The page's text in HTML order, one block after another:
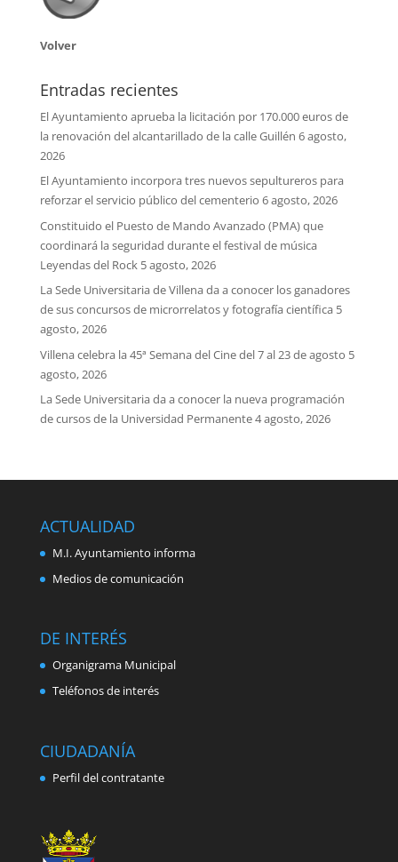
Volver
Entradas recientes
El Ayuntamiento aprueba la licitación por 170.000 euros de
la renovación del alcantarillado de la calle Guillén 6 agosto,
2026
El Ayuntamiento incorpora tres nuevos sepultureros para
reforzar el servicio público del cementerio 6 agosto, 2026
Constituido el Puesto de Mando Avanzado (PMA) que
coordinará la seguridad durante el festival de música
Leyendas del Rock 5 agosto, 2026
La Sede Universitaria de Villena da a conocer los ganadores
de sus concursos de microrrelatos y fotografía científica 5
agosto, 2026
Villena celebra la 45ª Semana del Cine del 7 al 23 de agosto 5
agosto, 2026
La Sede Universitaria da a conocer la nueva programación
de cursos de la Universidad Permanente4 agosto, 2026
ACTUALIDAD
M.I. Ayuntamiento informa
Medios de comunicación
DE INTERÉS
Organigrama Municipal
Teléfonos de interés
CIUDADANÍA
Perfil del contratante